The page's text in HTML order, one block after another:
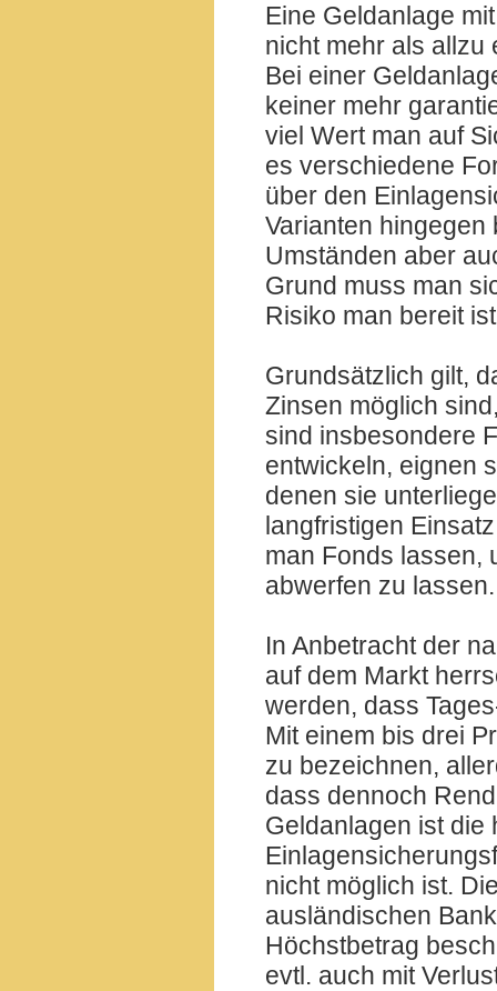
Eine Geldanlage
nicht mehr als allzu
Bei einer
keiner mehr
viel Wert man auf
es verschiedene
über den
Varianten
Umständen aber
Grund muss man
Risiko man bereit
Grundsätzlich gilt,
Zinsen möglich
sind insbesondere
entwickeln, eignen
denen sie
langfristigen
man Fonds lassen,
abwerfen zu lassen.
In Anbetracht der
auf dem Markt
werden, dass
Mit einem bis drei
zu bezeichnen,
dass dennoch
Geldanlagen ist die
nicht möglich ist.
ausländischen
Höchstbetrag
evtl. auch mit